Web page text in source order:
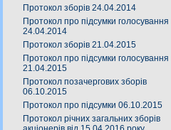
Протокол зборів 24.04.2014
Протокол про підсумки голосування
24.04.2014
Протокол зборів 21.04.2015
Протокол про підсумки голосування
21.04.2015
Протокол позачергових зборів
06.10.2015
Протокол про підсумки 06.10.2015
Протокол річних загальних зборів